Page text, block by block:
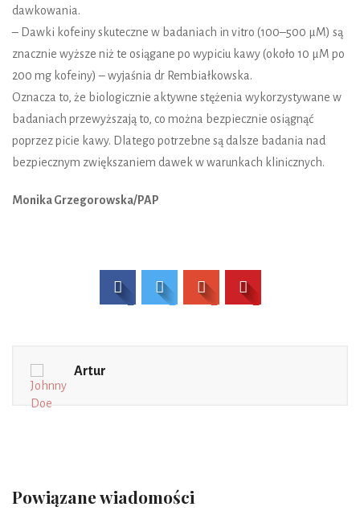
dawkowania.
– Dawki kofeiny skuteczne w badaniach in vitro (100–500 µM) są
znacznie wyższe niż te osiągane po wypiciu kawy (około 10 µM po
200 mg kofeiny) – wyjaśnia dr Rembiałkowska.
Oznacza to, że biologicznie aktywne stężenia wykorzystywane w
badaniach przewyższają to, co można bezpiecznie osiągnąć
poprzez picie kawy. Dlatego potrzebne są dalsze badania nad
bezpiecznym zwiększaniem dawek w warunkach klinicznych.
Monika Grzegorowska/PAP
Artur
Powiązane wiadomości